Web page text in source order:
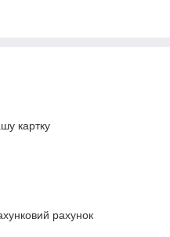
картку
рахунок